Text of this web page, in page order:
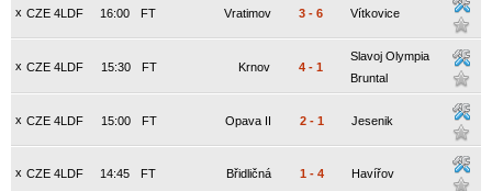
x CZE 4LDF FT
16:00 Vratimov 3 - 6 Vítkovice
x CZE 4LDF FT
15:30 Krnov 4 - 1
Slavoj Olympia
Bruntal
x CZE 4LDF FT
15:00 Opava II 2 - 1 Jesenik
x CZE 4LDF FT
14:45 Břidličná 1 - 4 Havířov